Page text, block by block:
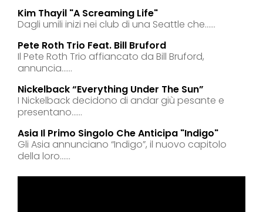
Kim Thayil "a Screaming Life"
Dagli umili inizi nei club di una Seattle che......
Pete Roth Trio Feat. Bill Bruford
Il Pete Roth Trio affiancato da Bill Bruford,
annuncia......
Nickelback “everything Under The Sun”
I Nickelback decidono di andar giù pesante e
presentano......
Asia Il Primo Singolo Che Anticipa "indigo"
Gli Asia annunciano “Indigo”, il nuovo capitolo
della loro......